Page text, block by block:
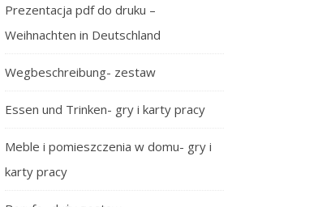
Prezentacja pdf do druku –
Weihnachten in Deutschland
Wegbeschreibung- zestaw
Essen und Trinken- gry i karty pracy
Meble i pomieszczenia w domu- gry i
karty pracy